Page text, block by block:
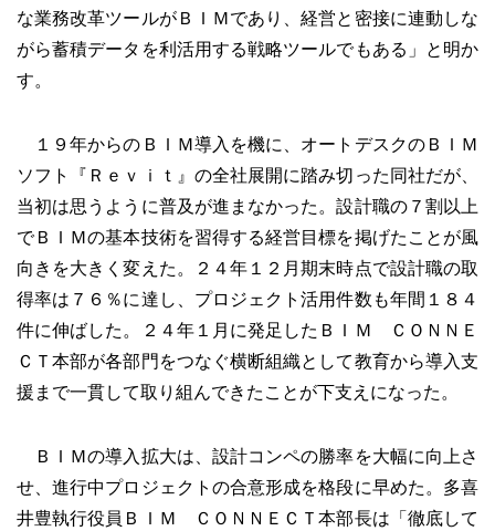
な業務改革ツールがＢＩＭであり、経営と密接に連動しな
がら蓄積データを利活用する戦略ツールでもある」と明か
す。
１９年からのＢＩＭ導入を機に、オートデスクのＢＩＭ
ソフト『Ｒｅｖｉｔ』の全社展開に踏み切った同社だが、
当初は思うように普及が進まなかった。設計職の７割以上
でＢＩＭの基本技術を習得する経営目標を掲げたことが風
向きを大きく変えた。２４年１２月期末時点で設計職の取
得率は７６％に達し、プロジェクト活用件数も年間１８４
件に伸ばした。２４年１月に発足したＢＩＭ ＣＯＮＮＥ
ＣＴ本部が各部門をつなぐ横断組織として教育から導入支
援まで一貫して取り組んできたことが下支えになった。
ＢＩＭの導入拡大は、設計コンペの勝率を大幅に向上さ
せ、進行中プロジェクトの合意形成を格段に早めた。多喜
井豊執行役員ＢＩＭ ＣＯＮＮＥＣＴ本部長は「徹底して